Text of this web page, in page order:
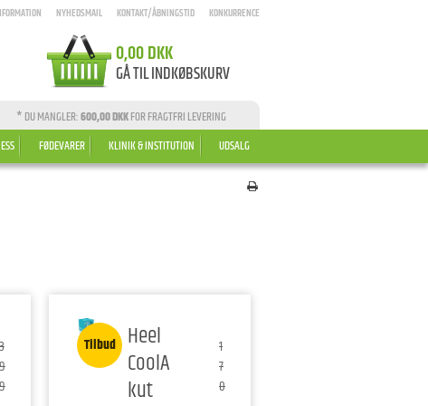
NYHEDSMAIL KONTAKT/ÅBNINGSTID KONKURRENCE
0,00 DKK
GÅ TIL INDKØBSKURV
* DU MANGLER:600,00 DKKFOR FRAGTFRI LEVERING
FØDEVARER KLINIK & INSTITUTION UDSALG
Tilbud Heel
CoolA
kut
1
7
0